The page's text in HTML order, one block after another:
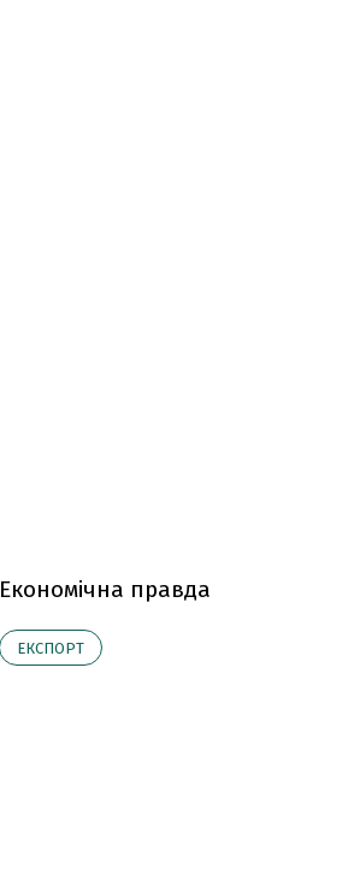
Економічна правда
ЕКСПОРТ